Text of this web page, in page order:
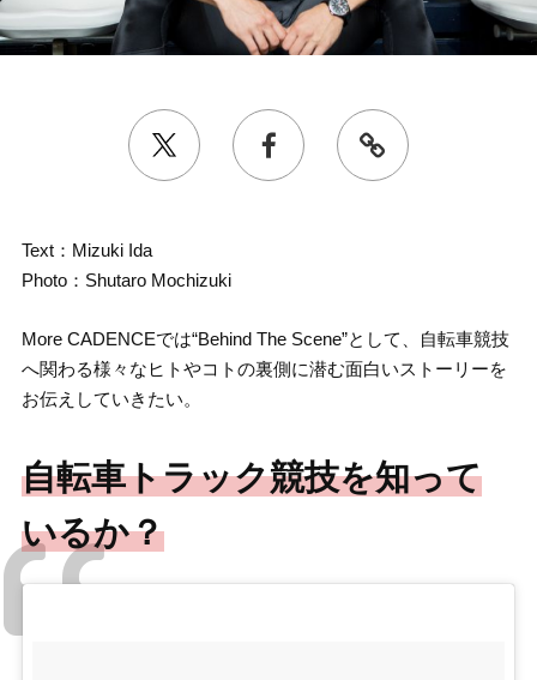
Text：Mizuki Ida
Photo：Shutaro Mochizuki
More CADENCEでは“Behind The Scene”として、自転車競技
へ関わる様々なヒトやコトの裏側に潜む面白いストーリーを
お伝えしていきたい。
自転車トラック競技を知って
いるか？